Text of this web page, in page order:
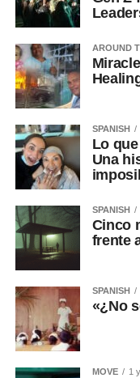
AROUND
SPANISH
Lo
Una
SPANISH
Cinco
frente
SPANISH
«¿No
MOVE 1